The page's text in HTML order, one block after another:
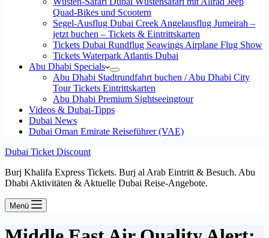
Quad-Bikes und Scootern
Segel-Ausflug Dubai Creek Angelausflug Jumeirah –
jetzt buchen – Tickets & Eintrittskarten
Tickets Dubai Rundflug Seawings Airplane Flug Show
Tickets Waterpark Atlantis Dubai
Abu Dhabi Specials
Abu Dhabi Stadtrundfahrt buchen / Abu Dhabi City
Tour Tickets Eintrittskarten
Abu Dhabi Premium Sightseeingtour
Videos & Dubai-Tipps
Dubai News
Dubai Oman Emirate Reiseführer (VAE)
Dubai Ticket Discount
Burj Khalifa Express Tickets. Burj al Arab Eintritt & Besuch. Abu
Dhabi Aktivitäten & Aktuelle Dubai Reise-Angebote.
Menü